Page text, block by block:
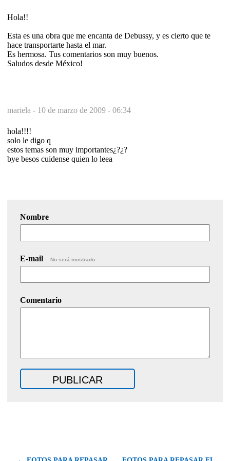
Hola!!
Esta es una obra que me encanta de Debussy, y es cierto que te
hace transportarte hasta el mar.
Es hermosa. Tus comentarios son muy buenos.
Saludos desde México!
mariela - 10 de marzo de 2009 - 06:34
hola!!!!
solo le digo q
estos temas son muy importantes¿?¿?
bye besos cuidense quien lo leea
Nombre
E-mail No será mostrado.
Comentario